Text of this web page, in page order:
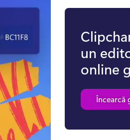
un
online
Încearcă